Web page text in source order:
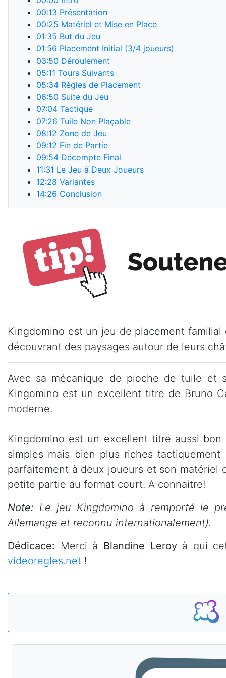
00:13 Présentation
00:25 Matériel et Mise en Place
01:35 But du Jeu
01:56 Placement Initial (3/4 joueurs)
03:50 Déroulement
05:11 Tours Suivants
05:34 Règles de Placement
06:50 Suite du Jeu
07:04 Tactique
07:26 Tuile Non Plaçable
08:12 Zone de Jeu
09:12 Fin de Partie
09:54 Décompte Final
11:31 Le Jeu à Deux Joueurs
12:28 Variantes
14:26 Conclusion
Kingdomino est un jeu de placement
découvrant des paysages autour de leurs
Avec sa mécanique de pioche de tuile et
Kingomino est un excellent titre de Bruno
moderne.
Kingdomino est un excellent titre aussi
simples mais bien plus riches
parfaitement à deux joueurs et son matériel
petite partie au format court. A connaitre!
Note: Le jeu Kingdomino à remporté le
Allemange et reconnu internationalement).
Dédicace: Merci à Blandine Leroyà qui
videoregles.net !